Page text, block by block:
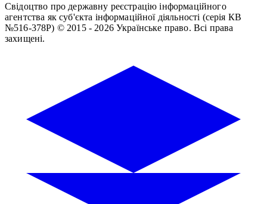
Свідоцтво про державну реєстрацію інформаційного
агентства як суб'єкта інформаційної діяльності (серія КВ
№516-378Р) © 2015 - 2026 Українське право. Всі права
захищені.